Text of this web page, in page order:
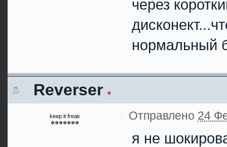
через
нормальный
Reverser
keep it freak Отправлено 24
я не